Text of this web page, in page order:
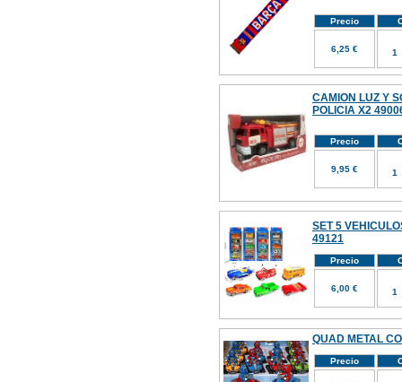
Precio
6,25 €
CAMION LUZ Y
POLICIA X2
Precio
9,95 €
SET 5
49121
Precio
6,00 €
QUAD METAL
Precio